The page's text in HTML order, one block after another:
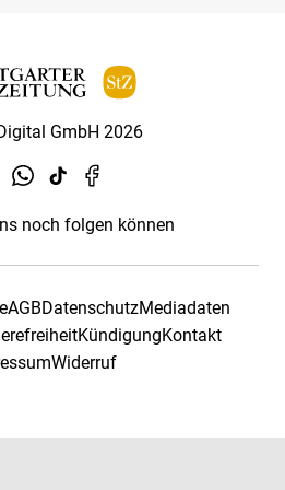
GmbH 2026
noch folgen können
AGBDatenschutzMediadaten
KündigungKontakt
Widerruf